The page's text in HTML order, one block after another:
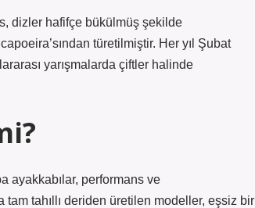
dizler hafifçe bükülmüş şekilde
türetilmiştir. Her yıl Şubat
yarışmalarda çiftler halinde
ayakkabılar, performans ve
tahıllı deriden üretilen modeller, eşsiz bir